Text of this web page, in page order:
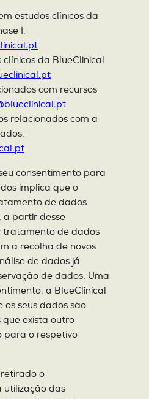
estudos clínicos da
I:
clínicos da BlueClinical
com recursos
relacionados com a
consentimento para
implica que o
de dados
a partir desse
tratamento de dados
a recolha de novos
de dados já
de dados. Uma
a BlueClinical
seus dados são
que exista outro
para o respetivo
o
utilização das